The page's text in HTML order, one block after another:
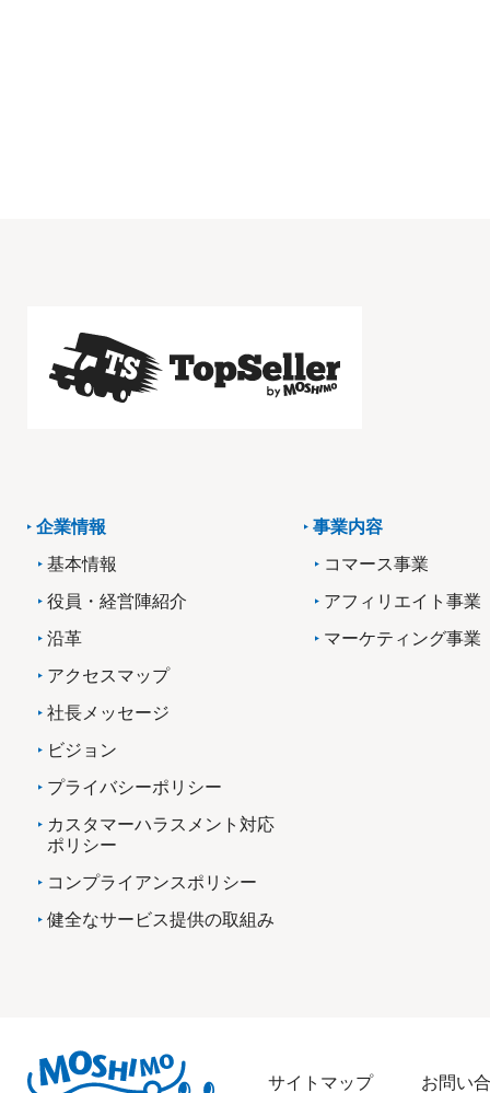
企業情報
基本情報
役員・経営陣紹介
沿革
アクセスマップ
社長メッセージ
ビジョン
プライバシーポリシー
カスタマーハラスメント対応
ポリシー
コンプライアンスポリシー
健全なサービス提供の取組み
事業内容
コマース事業
アフィリエイト事業
マーケティング事業
サイトマップ お問い